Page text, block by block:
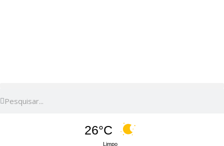
26°C
Limpo